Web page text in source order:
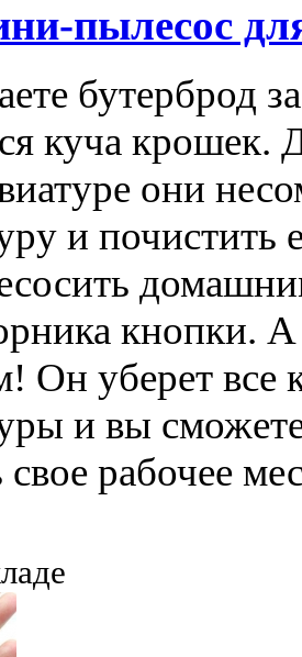
пылесос
бутерброд
куча крошек.
они
и почистить
кнопки.
Он уберет все
и вы
свое рабочее